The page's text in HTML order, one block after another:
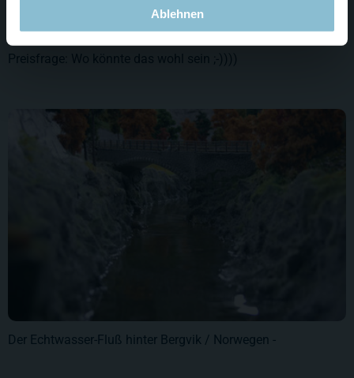
Ablehnen
Preisfrage: Wo könnte das wohl sein ;-))))
Der Echtwasser-Fluß hinter Bergvik / Norwegen -